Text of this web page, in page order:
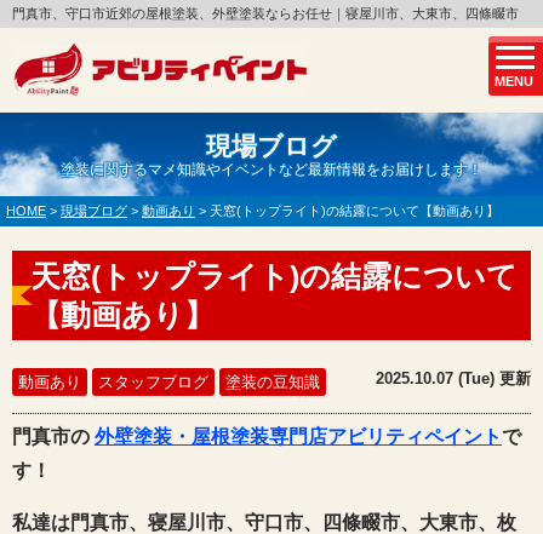
MENU
門真市、守口市近郊の屋根塗装、外壁塗装ならお任せ｜寝屋川市、大東市、四條畷市
現場ブログ
塗装に関するマメ知識やイベントなど最新情報をお届けします！
HOME > 現場ブログ > 動画あり > 天窓(トップライト)の結露について【動画あり】
天窓(トップライト)の結露について
【動画あり】
動画あり スタッフブログ 塗装の豆知識 2025.10.07 (Tue) 更新
門真市の 外壁塗装・屋根塗装専門店アビリティペイントで
す！
私達は門真市、寝屋川市、守口市、四條畷市、大東市、枚